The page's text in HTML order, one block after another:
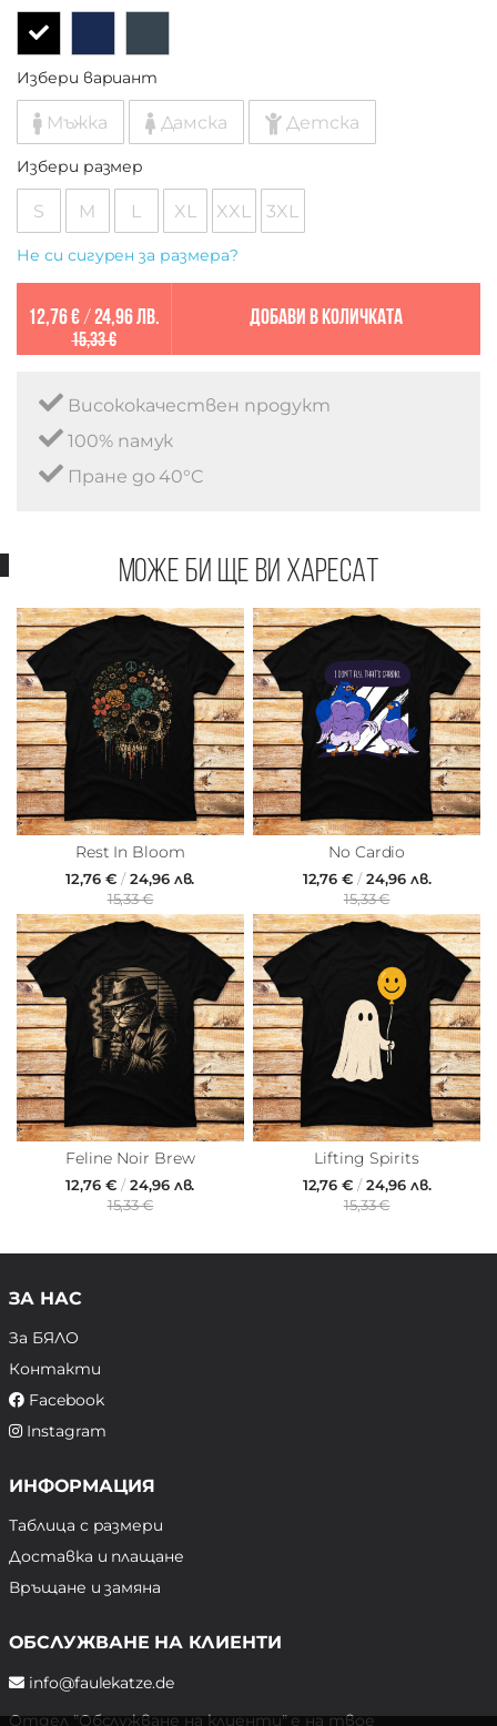
Избери вариант
Мъжка Дамска Детска
Избери размер
S M L XL XXL 3XL
Не си сигурен за размера?
12,76 €/ 24,96 лв.
15,33 €
Добави в количката
Висококачествен продукт
100% памук
Пране до 40°C
Може би ще ви харесат
Rest In Bloom
12,76 € /24,96 лв.
15,33 €
No Cardio
12,76 €/24,96 лв.
15,33 €
Feline Noir Brew
12,76 € /24,96 лв.
15,33 €
Lifting Spirits
12,76 €/24,96 лв.
15,33 €
ЗА НАС
За БЯЛО
Контакти
Facebook
Instagram
ИНФОРМАЦИЯ
Таблица с размери
Доставка и плащане
Връщане и замяна
ОБСЛУЖВАНЕ НА КЛИЕНТИ
info@faulekatze.de
Отдел "Обслужване на клиенти" е на твое